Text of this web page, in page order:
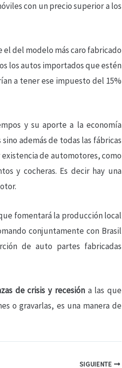
con un precio superior a los
el del modelo más caro fabricado
los autos importados que estén
a tener ese impuesto del 15%
y su aporte a la economía
además de todas las fábricas
de automotores, como
y cocheras. Es decir hay una
fomentará la producción local
conjuntamente con Brasil
de auto partes fabricadas
de crisis y recesióna las que
o gravarlas, es una manera de
SIGUIENTE